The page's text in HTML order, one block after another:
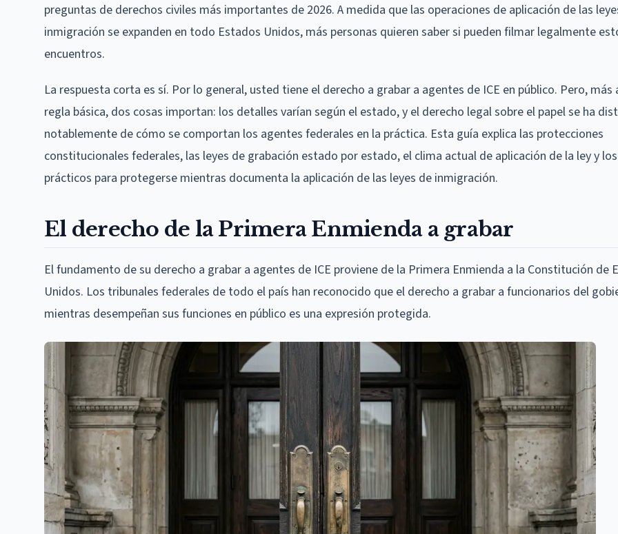
preguntas de derechos civiles más importantes de 2026. A medida que las operaciones de aplicación de las
inmigración se expanden en todo Estados Unidos, más personas quieren saber si pueden filmar legalmente
encuentros.
La respuesta corta es sí. Por lo general, usted tiene el derecho a grabar a agentes de ICE en público. Pero, más
regla básica, dos cosas importan: los detalles varían según el estado, y el derecho legal sobre el papel se ha
notablemente de cómo se comportan los agentes federales en la práctica. Esta guía explica las protecciones
constitucionales federales, las leyes de grabación estado por estado, el clima actual de aplicación de la ley y
prácticos para protegerse mientras documenta la aplicación de las leyes de inmigración.
El derecho de la Primera Enmienda a grabar
El fundamento de su derecho a grabar a agentes de ICE proviene de la Primera Enmienda a la Constitución de
Unidos. Los tribunales federales de todo el país han reconocido que el derecho a grabar a funcionarios del
mientras desempeñan sus funciones en público es una expresión protegida.